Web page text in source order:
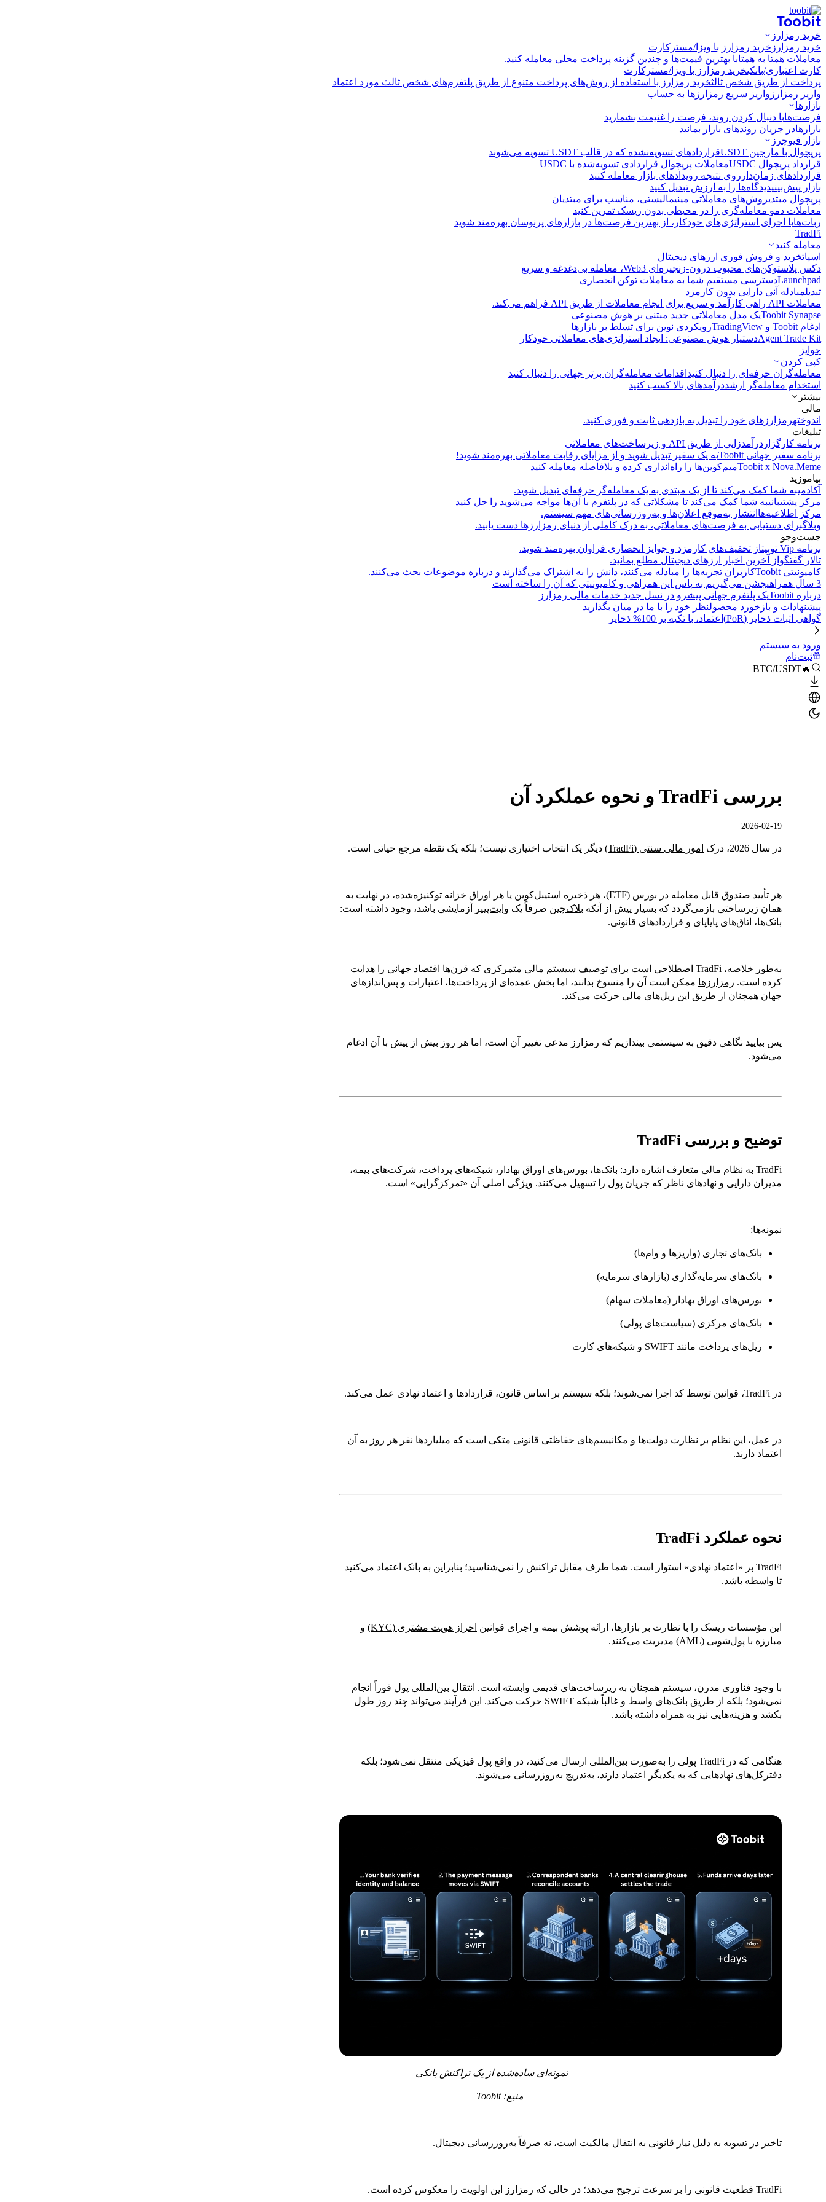
خرید رمزارز
خرید رمزارز خرید رمزارز با ویزا/مسترکارت
معاملات همتا به همتابا بهترین قیمت‌ها و چندین گزینه پرداخت محلی معامله کنید.
کارت اعتباری/بانکیخرید رمزارز با ویزا/مسترکارت
پرداخت از طریق شخص ثالثخرید رمزارز با استفاده از روش‌های پرداخت متنوع از طریق پلتفرم‌های شخص ثالث مورد اعتماد
واریز رمزارز واریز سریع رمزارزها به حساب
بازارها
فرصت‌هابا دنبال کردن روند، فرصت را غنیمت بشمارید
بازارهادر جریان روندهای بازار بمانید
بازار فیوچرز
پرپچوال با مارجین USDT
قراردادهای تسویه‌نشده که در قالب USDT تسویه می‌شوند
قرارداد پرپچوال USDC
معاملات پرپچوال قراردادی تسویه‌شده با USDC
قراردادهای زمان‌دار روی نتیجه رویدادهای بازار معامله کنید
بازار پیش‌بینیدیدگاه‌ها را به ارزش تبدیل کنید
پرپچوال مبتدیروش‌های معاملاتی مینیمالیستی، مناسب برای مبتدیان
معاملات دمو معامله‌گری را در محیطی بدون ریسک تمرین کنید
ربات‌هابا اجرای استراتژی‌های خودکار، از بهترین فرصت‌ها در بازارهای پرنوسان بهره‌مند شوید
TradFi
معامله کنید
اسپاتخرید و فروش فوری ارزهای دیجیتال
دکس پلاستوکن‌های محبوب درون-زنجیره‌ای Web3، معامله بی‌دغدغه و سریع
Launchpadدسترسی مستقیم شما به معاملات توکن انحصاری
تبدیلمبادله آنی دارایی بدون کارمزد
معاملات API
راهی کارآمد و سریع برای انجام معاملات از طریق API فراهم می‌کند.
Toobit Synapseیک مدل معاملاتی جدید مبتنی بر هوش مصنوعی
ادغام Toobit و TradingView
رویکردی نوین برای تسلط بر بازارها
Agent Trade Kitدستیار هوش مصنوعی: ایجاد استراتژی‌های معاملاتی خودکار
جوایز
کپی‌ کردن
معامله‌گران حرفه‌ای را دنبال کنید اقدامات معامله‌گران برتر جهانی را دنبال کنید
استخدام معامله‌گر ارشددرآمد‌های بالا کسب کنید
بیشتر
مالی
اندوختهرمزارزهای خود را تبدیل به بازدهی ثابت و فوری کنید.
تبلیغات
برنامه کارگزار درآمدزایی از طریق API و زیرساخت‌های معاملاتی
برنامه سفیر جهانی Toobit
به یک سفیر تبدیل شوید و از مزایای رقابت معاملاتی بهره‌مند شوید!
Toobit x Nova.Memeمیم‌کوین‌ها را راه‌اندازی کرده و بلافاصله معامله کنید
بیاموزید
آکادمیبه شما کمک می‌کند تا از یک مبتدی به یک معامله‌گر حرفه‌ای تبدیل شوید.
مرکز پشتیبانیبه شما کمک می‌کند تا مشکلاتی که در پلتفرم با آن‌ها مواجه می‌شوید را حل کنید
مرکز اطلاعیه‌ها انتشار به‌موقع اعلان‌ها و به‌روزرسانی‌های مهم سیستم.
وبلاگبرای دستیابی به فرصت‌های معاملاتی، به درک کاملی از دنیای رمزارزها دست یابید.
جست‌وجو
برنامه Vip توبیت
از تخفیف‌های کارمزد و جوایز انحصاری فراوان بهره‌مند شوید.
تالار گفتگو از آخرین اخبار ارزهای دیجیتال مطلع بمانید.
کامیونیتی Toobit
کاربران تجربه‌ها را مبادله می‌کنند، دانش را به اشتراک می‌گذارند و درباره موضوعات بحث می‌کنند.
3 سال همراهی
جشن می‌گیریم به پاس این همراهی و کامیونیتی که آن را ساخته است
درباره Toobit
یک پلتفرم جهانی پیشرو در نسل جدید خدمات مالی رمزارز
پیشنهادات و بازخورد محصولنظر خود را با ما در میان بگذارید
گواهی اثبات ذخایر (PoR)
اعتماد، با تکیه بر 100% ذخایر
ورود به سیستم
ثبت‌نام
🔥BTC/USDT
بررسی TradFi و نحوه عملکرد آن
2026-02-19
در سال 2026، درک امور مالی سنتی (TradFi) دیگر یک انتخاب اختیاری نیست؛ بلکه یک نقطه مرجع حیاتی است.
هر تأیید صندوق قابل معامله در بورس (ETF) ، هر ذخیره استیبل‌کوین یا هر اوراق خزانه توکنیزه‌شده، در نهایت به
همان زیرساختی بازمی‌گردد که بسیار پیش از آنکه بلاک‌چین صرفاً یک وایت‌پیپر
آزمایشی باشد، وجود داشته است:
بانک‌ها، اتاق‌های پایاپای و قراردادهای قانونی.
به‌طور خلاصه، TradFi اصطلاحی است برای توصیف سیستم مالی متمرکزی که قرن‌ها اقتصاد جهانی را هدایت
کرده است. رمزارزها ممکن است آن را منسوخ بدانند، اما بخش عمده‌ای از پرداخت‌ها، اعتبارات و پس‌اندازهای
جهان همچنان از طریق این ریل‌های مالی حرکت می‌کند.
پس بیایید نگاهی دقیق به سیستمی بیندازیم که رمزارز مدعی تغییر آن است، اما هر روز بیش از پیش با آن ادغام
می‌شود.
توضیح و بررسی TradFi
TradFi به نظام مالی متعارف اشاره دارد: بانک‌ها، بورس‌های اوراق بهادار، شبکه‌های پرداخت، شرکت‌های بیمه،
مدیران دارایی و نهادهای ناظر که جریان پول را تسهیل می‌کنند. ویژگی اصلی آن «تمرکزگرایی» است.
نمونه‌ها:
بانک‌های تجاری (واریزها و وام‌ها)
بانک‌های سرمایه‌گذاری (بازارهای سرمایه)
بورس‌های اوراق بهادار (معاملات سهام)
بانک‌های مرکزی (سیاست‌های پولی)
ریل‌های پرداخت مانند SWIFT و شبکه‌های کارت
در TradFi، قوانین توسط کد اجرا نمی‌شوند؛ بلکه سیستم بر اساس قانون، قراردادها و اعتماد نهادی عمل می‌کند.
در عمل، این نظام بر نظارت دولت‌ها و مکانیسم‌های حفاظتی قانونی متکی است که میلیاردها نفر هر روز به آن
اعتماد دارند.
نحوه عملکرد TradFi
TradFi بر «اعتماد نهادی» استوار است. شما طرف مقابل تراکنش را نمی‌شناسید؛ بنابراین به بانک اعتماد می‌کنید
تا واسطه باشد.
این مؤسسات ریسک را با نظارت بر بازارها، ارائه پوشش بیمه و اجرای قوانین احراز هویت مشتری (KYC)
و
مبارزه با پول‌شویی (AML) مدیریت می‌کنند.
با وجود فناوری مدرن، سیستم همچنان به زیرساخت‌های قدیمی وابسته است. انتقال بین‌المللی پول فوراً انجام
نمی‌شود؛ بلکه از طریق بانک‌های واسط و غالباً شبکه SWIFT حرکت می‌کند. این فرآیند می‌تواند چند روز طول
بکشد و هزینه‌هایی نیز به همراه داشته باشد.
هنگامی که در TradFi پولی را به‌صورت بین‌المللی ارسال می‌کنید، در واقع پول فیزیکی منتقل نمی‌شود؛ بلکه
دفترکل‌های نهادهایی که به یکدیگر اعتماد دارند، به‌تدریج به‌روزرسانی می‌شوند.
نمونه‌ای ساده‌شده از یک تراکنش بانکی
منبع: Toobit
تاخیر در تسویه به دلیل نیاز قانونی به انتقال مالکیت است، نه صرفاً به‌روزرسانی دیجیتال.
TradFi قطعیت قانونی را بر سرعت ترجیح می‌دهد؛ در حالی که رمزارز این اولویت را معکوس کرده است.